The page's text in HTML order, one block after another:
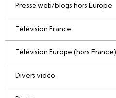
Presse web/blogs hors Europe
Télévision France
Télévision Europe (hors France)
Divers vidéo